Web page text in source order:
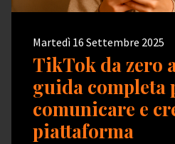
Martedì 16 Settembre 2025
TikTok da zero
guida completa
comunicare e
piattaforma